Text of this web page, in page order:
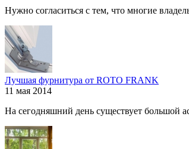
Нужно согласиться с тем, что многие
Лучшая фурнитура от ROTO FRANK
11 мая 2014
На сегодняшний день существует большой